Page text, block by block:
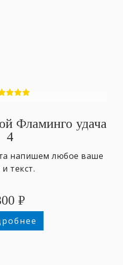
Фламинго удача
4
напишем любое ваше
текст.
₽